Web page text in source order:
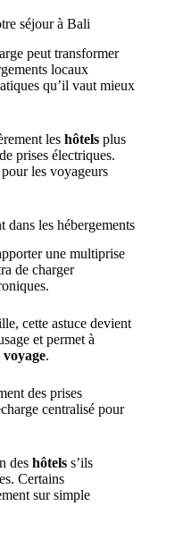
séjour à Bali
peut transformer
locaux
qu’il vaut mieux
les hôtels plus
prises électriques.
les voyageurs
dans les hébergements
une multiprise
de charger
cette astuce devient
et permet à
voyage.
des prises
centralisé pour
des hôtels s’ils
Certains
sur simple